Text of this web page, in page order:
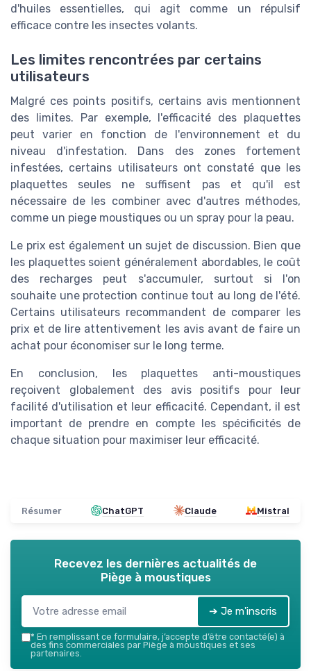
d'huiles essentielles, qui agit comme un répulsif
efficace contre les insectes volants.
Les limites rencontrées par certains
utilisateurs
Malgré ces points positifs, certains avis mentionnent
des limites. Par exemple, l'efficacité des plaquettes
peut varier en fonction de l'environnement et du
niveau d'infestation. Dans des zones fortement
infestées, certains utilisateurs ont constaté que les
plaquettes seules ne suffisent pas et qu'il est
nécessaire de les combiner avec d'autres méthodes,
comme un piege moustiques ou un spray pour la peau.
Le prix est également un sujet de discussion. Bien que
les plaquettes soient généralement abordables, le coût
des recharges peut s'accumuler, surtout si l'on
souhaite une protection continue tout au long de l'été.
Certains utilisateurs recommandent de comparer les
prix et de lire attentivement les avis avant de faire un
achat pour économiser sur le long terme.
En conclusion, les plaquettes anti-moustiques
reçoivent globalement des avis positifs pour leur
facilité d'utilisation et leur efficacité. Cependant, il est
important de prendre en compte les spécificités de
chaque situation pour maximiser leur efficacité.
Résumer ChatGPT Claude Mistral
Recevez les dernières actualités de
Piège à moustiques
➔ Je m'inscris
* En remplissant ce formulaire, j’accepte d’être contacté(e) à
des fins commerciales par Piège à moustiques et ses
partenaires.